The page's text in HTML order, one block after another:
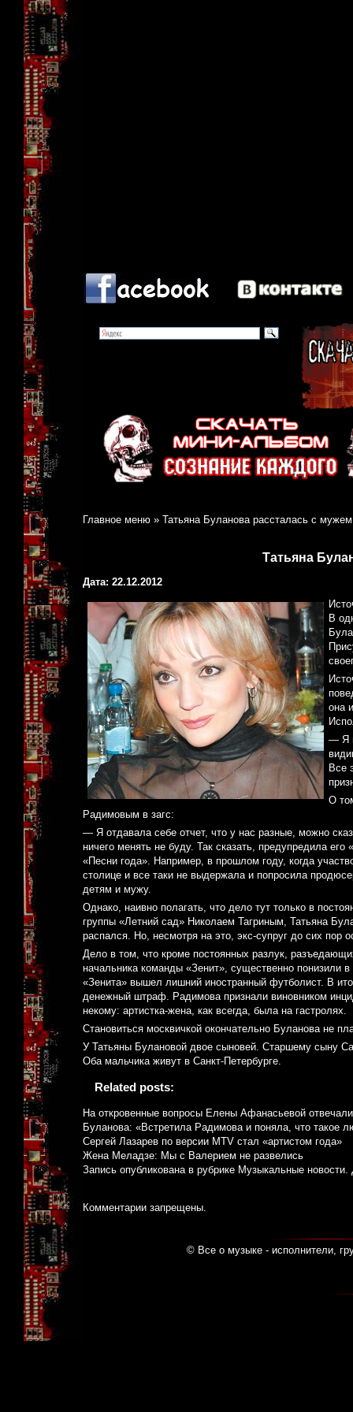
Главное меню » Татьяна Буланова рассталась с мужем
Татьяна
Дата: 22.12.2012
В
она
— Я
Все
О
Радимовым в загс:
— Я отдавала себе отчет, что у нас разные, можно
ничего менять не буду. Так сказать, предупредила
«Песни года». Например, в прошлом году, когда
столице и все таки не выдержала и попросила
детям и мужу.
Однако, наивно полагать, что дело тут только в
группы «Летний сад» Николаем Тагриным, Татьяна
распался. Но, несмотря на это, экс-супруг до сих пор
Дело в том, что кроме постоянных разлук,
начальника команды «Зенит», существенно понизили
«Зенита» вышел лишний иностранный футболист. В
денежный штраф. Радимова признали виновником
некому: артистка-жена, как всегда, была на гастролях.
Становиться москвичкой окончательно Буланова не
У Татьяны Булановой двое сыновей. Старшему сыну
Оба мальчика живут в Санкт-Петербурге.
Related posts:
На откровенные вопросы Елены Афанасьевой
Буланова: «Встретила Радимова и поняла, что такое
Сергей Лазарев по версии MTV стал «артистом года»
Жена Меладзе: Мы с Валерием не развелись
Запись опубликована в рубрике Музыкальные новости.
Комментарии запрещены.
© Все о музыке - исполнители,